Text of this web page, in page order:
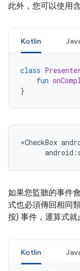
此外，您可以使用
Kotlin
class
fun
}
<CheckBox
如果您監聽的事件
式也必須傳回相同
按) 事件，運算式就
Kotlin